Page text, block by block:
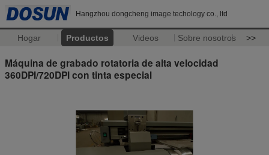
Hangzhou dongcheng image techology co., ltd
Hogar Productos Videos Sobre nosotros >>
Máquina de grabado rotatoria de alta velocidad
360DPI/720DPI con tinta especial